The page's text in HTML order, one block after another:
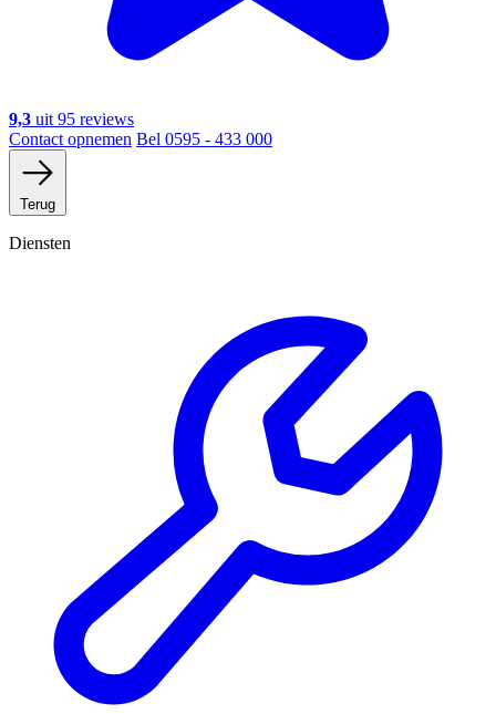
9,3 uit 95 reviews
Contact opnemen Bel 0595 - 433 000
Terug
Diensten